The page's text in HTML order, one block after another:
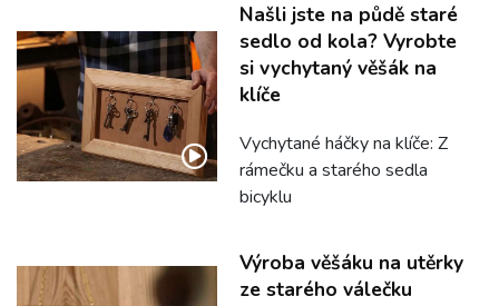
Našli jste na půdě staré
sedlo od kola? Vyrobte
si vychytaný věšák na
klíče
Vychytané háčky na klíče: Z
rámečku a starého sedla
bicyklu
Výroba věšáku na utěrky
ze starého válečku